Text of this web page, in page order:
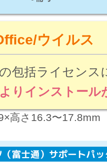
ウイルス
包括ライセンス
りインストール
高さ16.3〜17.8mm